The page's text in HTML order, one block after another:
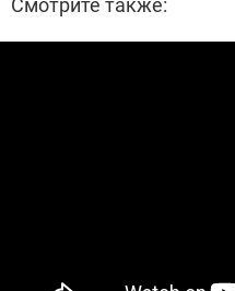
Смотрите также: